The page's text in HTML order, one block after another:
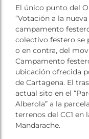
El único punto del
“Votación a la
campamento
colectivo festero se
o en contra, del
Campamento
ubicación ofrecida
de Cartagena. El
actual sito en el
Alberola” a la
terrenos del CC1 en
Mandarache.